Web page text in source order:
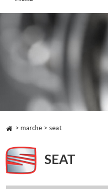
> marche > seat
SEAT